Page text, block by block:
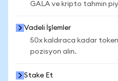
GALA ve kripto tahmin
Vadeli İşlemler
50x kaldıraca kadar
pozisyon alın.
Stake Et